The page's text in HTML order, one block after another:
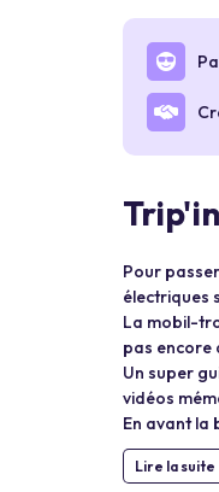
Pour
électriques
La mobil-
pas encore
Un super
vidéos
En avant la
Lire la suite